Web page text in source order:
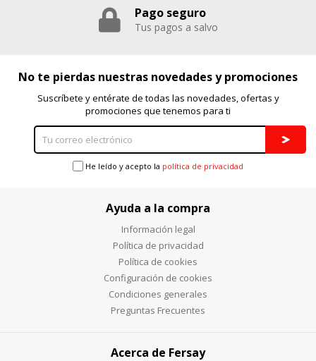
Pago seguro
Tus pagos a salvo
No te pierdas nuestras novedades y promociones
Suscríbete y entérate de todas las novedades, ofertas y
promociones que tenemos para ti
He leído y acepto la política de privacidad
Ayuda a la compra
Información legal
Política de privacidad
Política de cookies
Configuración de cookies
Condiciones generales
Preguntas Frecuentes
Acerca de Fersay
Puedes volver a configurar tus cookies desde la sección
"Configuración de cookies" al pie de la página. También puedes
política de cookies